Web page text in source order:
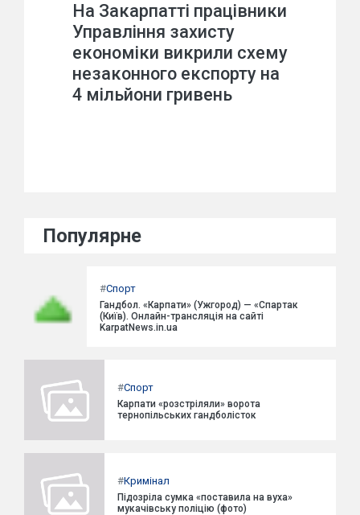
На Закарпатті працівники
Управління захисту
економіки викрили схему
незаконного експорту на
4 мільйони гривень
Популярне
#Спорт
Гандбол. «Карпати» (Ужгород) — «Спартак
(Київ). Онлайн-трансляція на сайті
KarpatNews.in.ua
#Спорт
Карпати «розстріляли» ворота
тернопільських гандболісток
#Кримінал
Підозріла сумка «поставила на вуха»
мукачівську поліцію (фото)